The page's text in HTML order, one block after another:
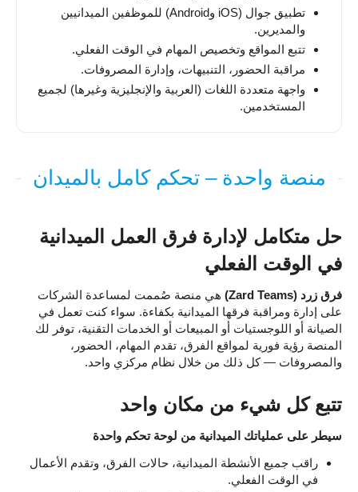
تطبيق جوال (iOS وAndroid) للموظفين الميدانيين
والمديرين.
تتبع المواقع وتخصيص المهام في الوقت الفعلي.
مراقبة الحضور، التنبيهات، وإدارة المصروفات.
واجهة متعددة اللغات (العربية والإنجليزية وغيرها) لجميع
المستخدمين.
منصة واحدة – تحكم كامل بالميدان
حل متكامل لإدارة فرق العمل الميدانية
في الوقت الفعلي
فرق زرد (Zard Teams)
هي منصة صُممت لمساعدة الشركات
على إدارة ومراقبة فرقها الميدانية بكفاءة. سواء كنت تعمل في
الصيانة أو اللوجستيات أو المبيعات أو الخدمات التقنية، توفر لك
المنصة رؤية فورية لمواقع الفرق، تقدم المهام، الحضور،
والمصروفات — كل ذلك من خلال نظام مركزي واحد.
تتبع كل شيء من مكان واحد
سيطر على عملياتك الميدانية من لوحة تحكم واحدة
راقب جميع الأنشطة الميدانية، حالات الفرق، وتقدم الأعمال
في الوقت الفعلي.